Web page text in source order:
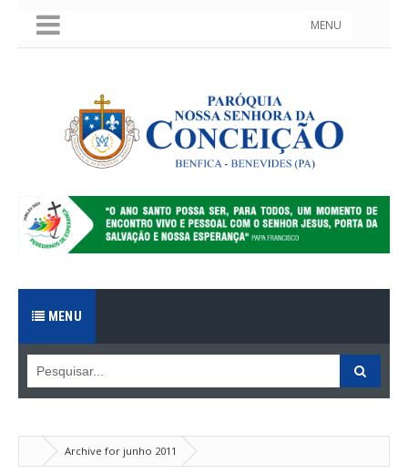
MENU
MENU
Archive for junho 2011